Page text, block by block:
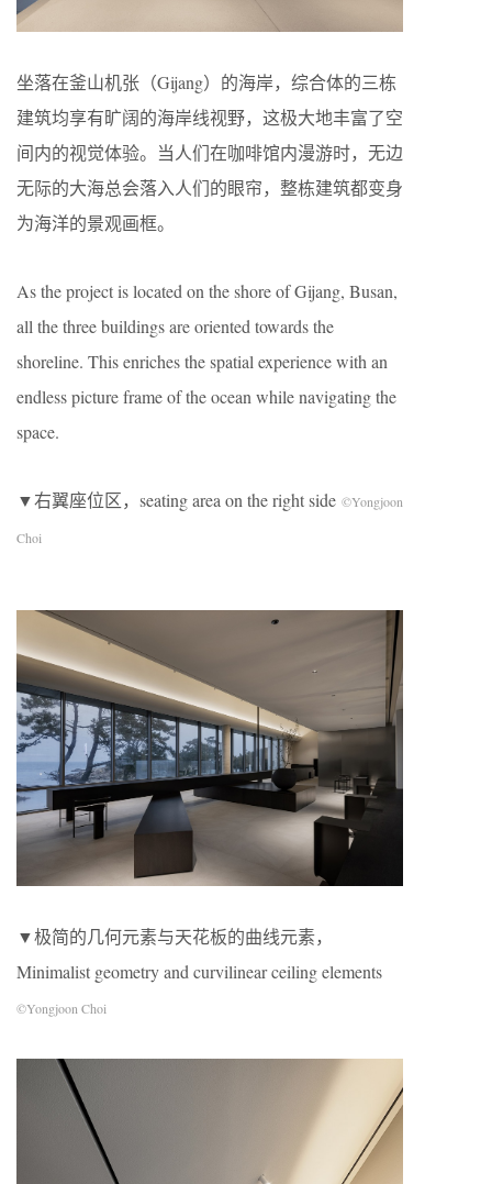
坐落在釜山机张（Gijang）的海岸，综合体的三栋
建筑均享有旷阔的海岸线视野，这极大地丰富了空
间内的视觉体验。当人们在咖啡馆内漫游时，无边
无际的大海总会落入人们的眼帘，整栋建筑都变身
为海洋的景观画框。
As the project is located on the shore of Gijang, Busan,
all the three buildings are oriented towards the
shoreline. This enriches the spatial experience with an
endless picture frame of the ocean while navigating the
space.
▼右翼座位区，seating area on the right side ©Yongjoon
Choi
▼极简的几何元素与天花板的曲线元素，
Minimalist geometry and curvilinear ceiling elements
©Yongjoon Choi